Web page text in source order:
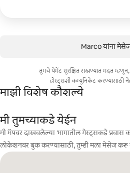
Marco यांना
तुमचे पेमेंट सुरक्षित राखण्यात मदत
होस्ट्सशी कम्युनिकेट करण्यासाठी
माझी विशेष कौशल्ये
मी तुमच्याकडे येईन
मी मॅपवर दाखवलेल्या भागातील गेस्ट्सकडे प्रवास
लोकेशनवर बुक करण्यासाठी, तुम्ही मला मेसेज